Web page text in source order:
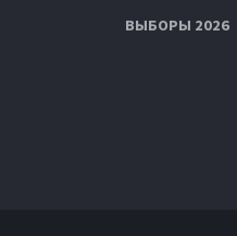
ВЫБОРЫ 2026